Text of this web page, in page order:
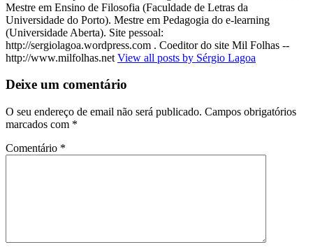
Mestre em Ensino de Filosofia (Faculdade de Letras da
Universidade do Porto). Mestre em Pedagogia do e-learning
(Universidade Aberta). Site pessoal:
http://sergiolagoa.wordpress.com . Coeditor do site Mil Folhas --
http://www.milfolhas.net View all posts by Sérgio Lagoa
Deixe um comentário
O seu endereço de email não será publicado. Campos obrigatórios
marcados com *
Comentário *